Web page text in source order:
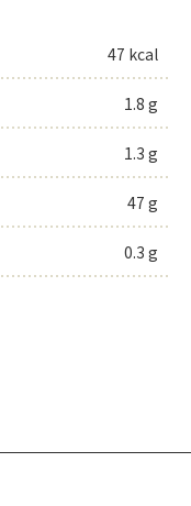
47 kcal
1.8 g
1.3 g
47 g
0.3 g